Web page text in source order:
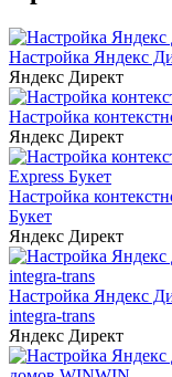
Настройка Яндекс
Яндекс Директ
Настройка
Яндекс Директ
Настройка
Букет
Яндекс Директ
Настройка Яндекс
integra-trans
Яндекс Директ